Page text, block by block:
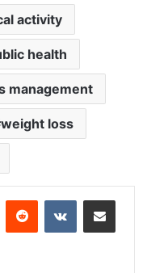
activity
health
management
weight loss
Reddit VKontakteShare via Email